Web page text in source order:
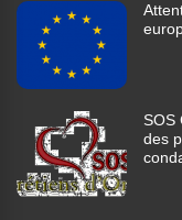
SOS
des